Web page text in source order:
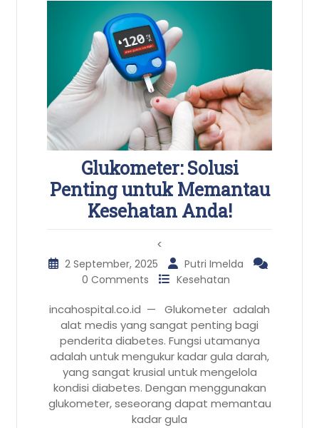
Glukometer: Solusi
Penting untuk Memantau
Kesehatan Anda!
<
2 September, 2025
Putri Imelda
0 Comments
Kesehatan
incahospital.co.id — Glukometer adalah
alat medis yang sangat penting bagi
penderita diabetes. Fungsi utamanya
adalah untuk mengukur kadar gula darah,
yang sangat krusial untuk mengelola
kondisi diabetes. Dengan menggunakan
glukometer, seseorang dapat memantau
kadar gula